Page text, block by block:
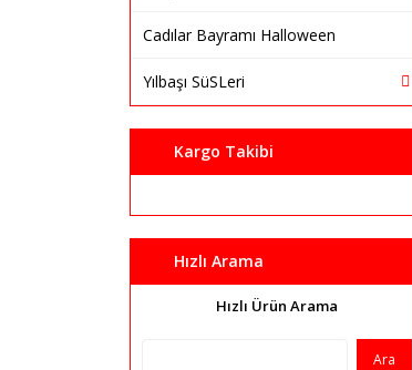
Cadılar Bayramı Halloween
Yılbaşı SüSLeri
Kargo Takibi
Hızlı Arama
Hızlı Ürün Arama
Ara